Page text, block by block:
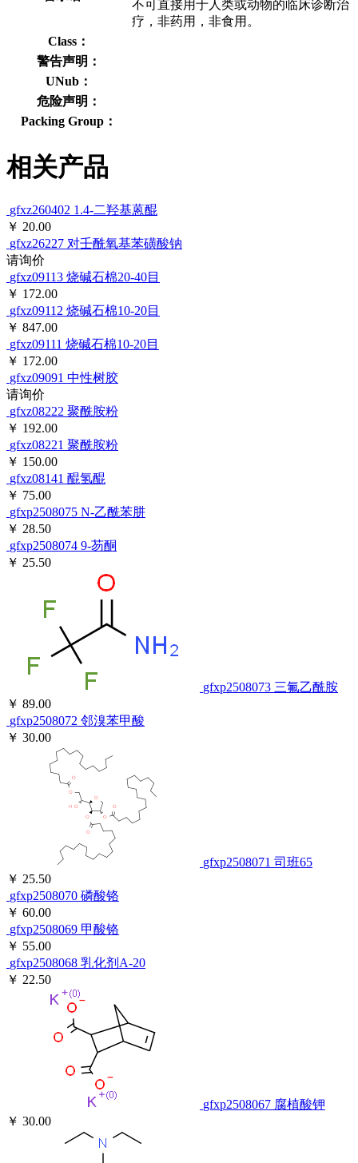
不可直接用于人类或动物的临床诊断治
疗，非药用，非食用。
Class：
警告声明：
UNub：
危险声明：
Packing Group：
相关产品
gfxz260402 1.4-二羟基蒽醌
￥ 20.00
gfxz26227 对壬酰氧基苯磺酸钠
请询价
gfxz09113 烧碱石棉20-40目
￥ 172.00
gfxz09112 烧碱石棉10-20目
￥ 847.00
gfxz09111 烧碱石棉10-20目
￥ 172.00
gfxz09091 中性树胶
请询价
gfxz08222 聚酰胺粉
￥ 192.00
gfxz08221 聚酰胺粉
￥ 150.00
gfxz08141 醌氢醌
￥ 75.00
gfxp2508075 N-乙酰苯肼
￥ 28.50
gfxp2508074 9-芴酮
￥ 25.50
gfxp2508073 三氟乙酰胺
￥ 89.00
gfxp2508072 邻溴苯甲酸
￥ 30.00
gfxp2508071 司班65
￥ 25.50
gfxp2508070 磷酸铬
￥ 60.00
gfxp2508069 甲酸铬
￥ 55.00
gfxp2508068 乳化剂A-20
￥ 22.50
gfxp2508067 腐植酸钾
￥ 30.00